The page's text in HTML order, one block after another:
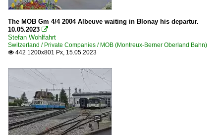
The MOB Gm 4/4 2004 Albeuve waiting in Blonay his departur.
10.05.2023 
Stefan Wohlfahrt
Switzerland / Private Companies / MOB (Montreux-Berner Oberland Bahn)
 442 1200x801 Px, 15.05.2023